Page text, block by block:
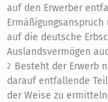
auf den Erwerber
auf die deutsche
Auslandsvermögen
2 Besteht der Erwerb
darauf entfallende
der Weise zu